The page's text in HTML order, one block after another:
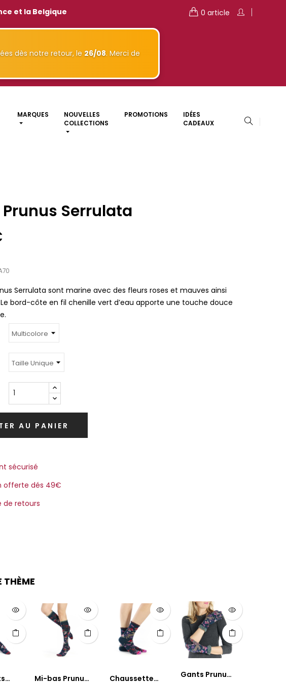
et la Belgique
dès notre retour, le 26/08. Merci de
0 article
MARQUES
NOUVELLES
COLLECTIONS
PROMOTIONS
IDÉES
CADEAUX
Serrulata
Serrulata sont marine avec des fleurs roses et mauves ainsi
Le bord-côte en fil chenille vert d’eau apporte une touche douce
AU PANIER
sécurisé
offerte dés 49€
de retours
THÈME
Mi-bas Prunus
Chaussettes
Gants Prunus